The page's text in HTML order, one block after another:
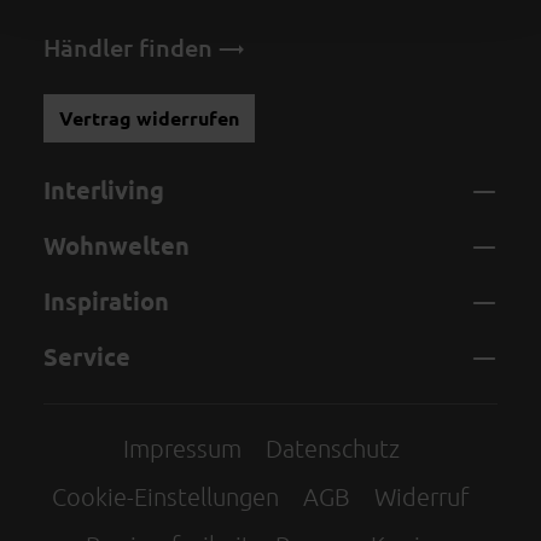
Händler finden
Vertrag widerrufen
Interliving
Wohnwelten
Inspiration
Service
Impressum
Datenschutz
Cookie-Einstellungen
AGB
Widerruf